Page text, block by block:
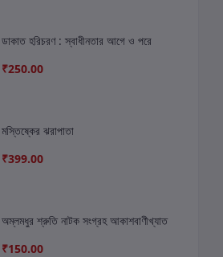
ডাকাত হরিচরণ : স্বাধীনতার আগে ও পরে
₹250.00
মস্তিষ্কের ঝরাপাতা
₹399.00
অম্লমধুর শ্রুতি নাটক সংগ্রহ আকাশবাণীখ্যাত
₹150.00